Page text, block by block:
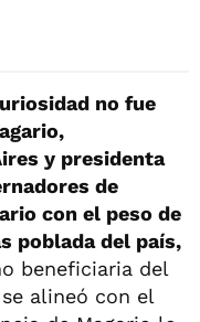
no fue
y presidenta
de
con el peso de
poblada del país,
beneficiaria del
alineó con el